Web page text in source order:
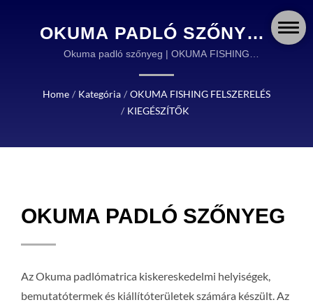
OKUMA PADLÓ SZŐNYEG
| OKUMA FISHING:
TARTÓS ÉS MEGBÍZHATÓ
FELSZERELÉS
Okuma padló szőnyeg | OKUMA FISHING
HORGÁSZFELSZERELÉSEK TERVEZÉSÉBEN ÉS
GYÁRTÁSÁBAN GLOBÁLIS VEZETŐ.
Home / Kategória / OKUMA FISHING FELSZERELÉS
/ KIEGÉSZÍTŐK
OKUMA PADLÓ SZŐNYEG
Az Okuma padlómatrica kiskereskedelmi helyiségek,
bemutatótermek és kiállítóterületek számára készült. Az